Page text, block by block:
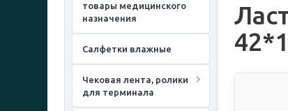
товары медицинского
назначения
Салфетки влажные
Чековая лента, ролики
для терминала